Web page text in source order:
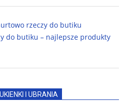
rzeczy do butiku
do butiku – najlepsze produkty
I UBRANIA